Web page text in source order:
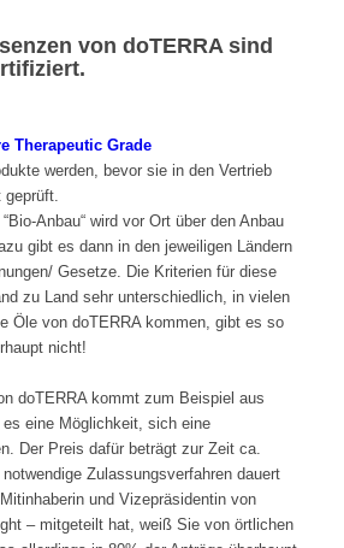
von doTERRA sind
Therapeutic Grade
werden, bevor sie in den Vertrieb
geprüft.
Anbau“ wird vor Ort über den Anbau
gibt es dann in den jeweiligen Ländern
Gesetze. Die Kriterien für diese
zu Land sehr unterschiedlich, in vielen
Öle von doTERRA kommen, gibt es so
nicht!
doTERRA kommt zum Beispiel aus
es eine Möglichkeit, sich eine
Der Preis dafür beträgt zur Zeit ca.
Zulassungsverfahren dauert
und Vizepräsidentin von
– mitgeteilt hat, weiß Sie von örtlichen